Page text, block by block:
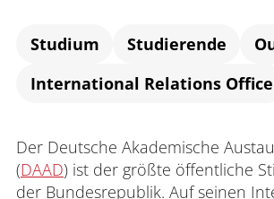
Studium Studierende
International Relations Office
Der Deutsche Akademische
(DAAD) ist der größte öffentliche
der Bundesrepublik. Auf seinen
Bildungswissenschaften
Philologie /